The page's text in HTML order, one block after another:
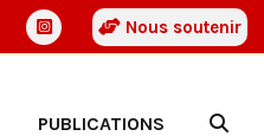
Nous soutenir
PUBLICATIONS